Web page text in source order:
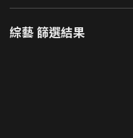
綜藝篩選結果